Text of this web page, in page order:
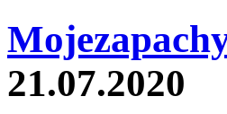
21.07.2020